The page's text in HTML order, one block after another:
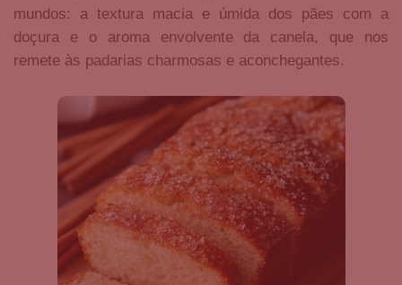
mundos: a textura macia e úmida dos pães com a
doçura e o aroma envolvente da canela, que nos
remete às padarias charmosas e aconchegantes.